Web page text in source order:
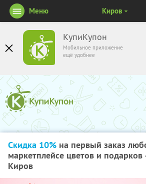
КупиКупон
Мобильное приложение
ещё удобнее
Меню Киров
Скидка 10% на первый заказ
маркетплейсе цветов и подарков
Киров